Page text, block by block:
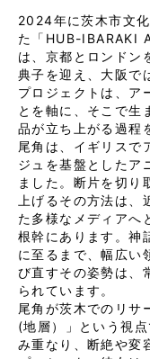
2024年に茨木市文
た「HUB-IBARAKI
は、京都とロンドン
典子を迎え、大阪で
プロジェクトは、ア
とを軸に、そこで生
品が立ち上がる過程
尾角は、イギリスで
ジュを基盤としたア
ました。断片を切り
上げるその方法は、
た多様なメディアへ
根幹にあります。神
に至るまで、幅広い
び直すその姿勢は、
られています。
尾角が茨木でのリサ
(地層）」という視
み重なり、断絶や変